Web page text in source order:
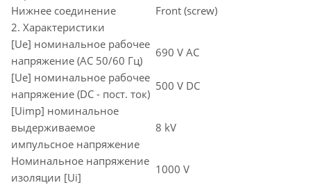
Нижнее соединение
Front (screw)
2. Характеристики
[Ue] номинальное рабочее
напряжение (AC 50/60 Гц)
690 V AC
[Ue] номинальное рабочее
напряжение (DC - пост. ток)
500 V DC
[Uimp] номинальное
выдерживаемое
импульсное напряжение
8 kV
Номинальное напряжение
изоляции [Ui]
1000 V